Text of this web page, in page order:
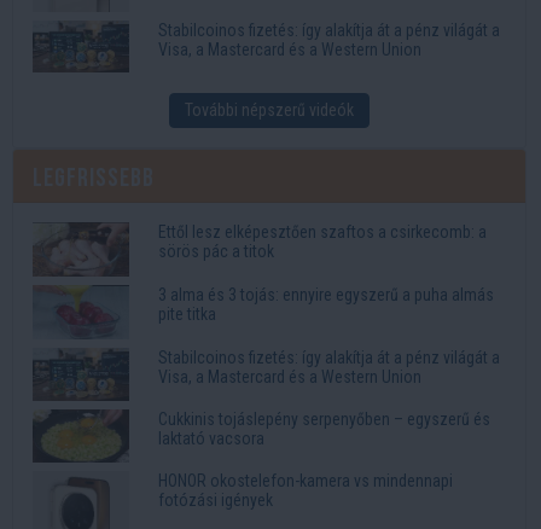
Stabilcoinos fizetés: így alakítja át a pénz világát a
Visa, a Mastercard és a Western Union
További népszerű videók
Ettől lesz elképesztően szaftos a csirkecomb: a
sörös pác a titok
3 alma és 3 tojás: ennyire egyszerű a puha almás
pite titka
Stabilcoinos fizetés: így alakítja át a pénz világát a
Visa, a Mastercard és a Western Union
Cukkinis tojáslepény serpenyőben – egyszerű és
laktató vacsora
HONOR okostelefon-kamera vs mindennapi
fotózási igények